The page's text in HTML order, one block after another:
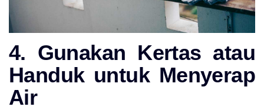
4. Gunakan Kertas atau
Handuk untuk Menyerap
Air